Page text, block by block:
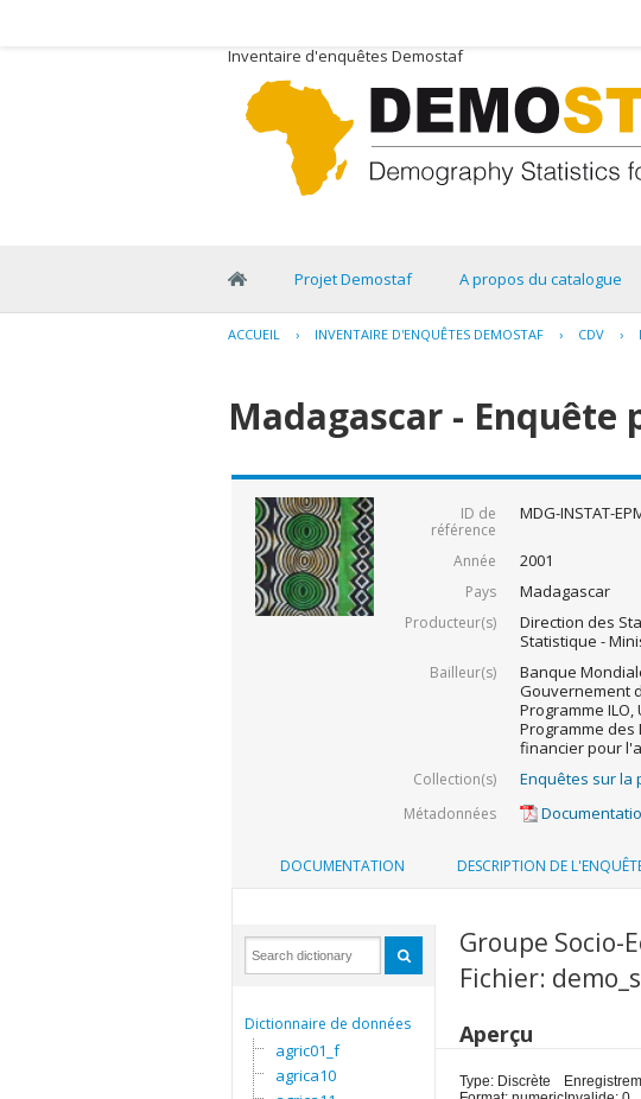
Inventaire d'enquêtes Demostaf
Projet Demostaf A propos du catalogue
ACCUEIL › INVENTAIRE D'ENQUÊTES DEMOSTAF › CDV ›
Madagascar - Enquête
ID de
référence
MDG-INSTAT-
Année 2001
Pays Madagascar
Producteur(s)
Direction des
Statistique -
Bailleur(s)
Banque
Gouvernement
Programme ILO,
Programme des
financier pour
Collection(s) Enquêtes sur la
Métadonnées
DOCUMENTATION DESCRIPTION DE
Dictionnaire de données
agric01_f
agrica10
Groupe Socio-
Fichier:
Aperçu
Type: Discrète